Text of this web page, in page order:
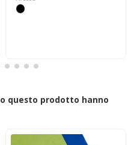
questo prodotto hanno